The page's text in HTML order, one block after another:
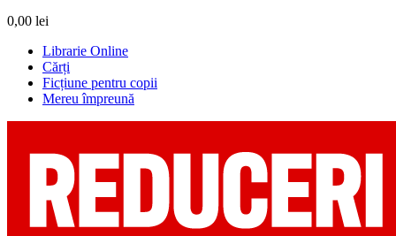
0,00 lei
Librarie Online
Cărți
Ficțiune pentru copii
Mereu împreună